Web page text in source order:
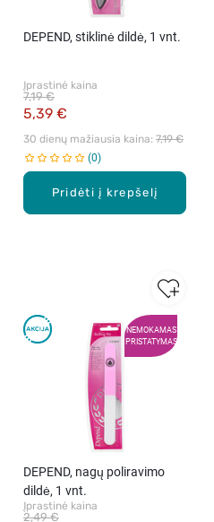
Pridėti į krepšelį
DEPEND, stiklinė dildė, 1 vnt.
Įprastinė kaina
5,39 €
7,19 €
30 dienų mažiausia kaina: 7,19 €
0
NEMOKAMAS
PRISTATYMAS
DEPEND, nagų poliravimo
dildė, 1 vnt.
Įprastinė kaina
2,49 €